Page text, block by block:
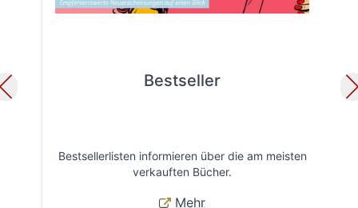
Bestseller
Bestsellerlisten informieren über die am meisten
verkauften Bücher.
Mehr